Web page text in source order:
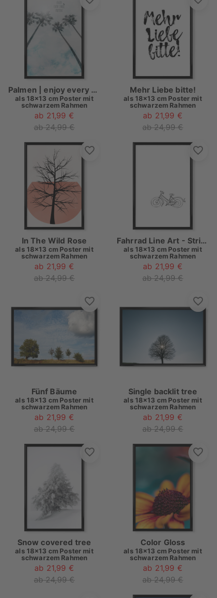
Palmen | enjoy every single moment
als 18x13 cm Poster mit
schwarzem Rahmen
ab 21,99 €
ab 24,99 €
Mehr Liebe bitte!
als 18x13 cm Poster mit
schwarzem Rahmen
ab 21,99 €
ab 24,99 €
In The Wild Rose
als 18x13 cm Poster mit
schwarzem Rahmen
ab 21,99 €
ab 24,99 €
Fahrrad Line Art - Strichzeichnung
als 18x13 cm Poster mit
schwarzem Rahmen
ab 21,99 €
ab 24,99 €
Fünf Bäume
als 18x13 cm Poster mit
schwarzem Rahmen
ab 21,99 €
ab 24,99 €
Single backlit tree
als 18x13 cm Poster mit
schwarzem Rahmen
ab 21,99 €
ab 24,99 €
Snow covered tree
als 18x13 cm Poster mit
schwarzem Rahmen
ab 21,99 €
ab 24,99 €
Color Gloss
als 18x13 cm Poster mit
schwarzem Rahmen
ab 21,99 €
ab 24,99 €